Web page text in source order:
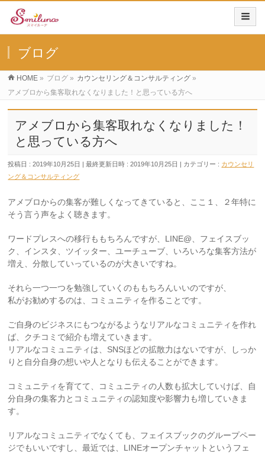
ブログ
HOME » ブログ » カウンセリング＆コンサルティング »
アメブロから集客取れなくなりました！と思っている方へ
アメブロから集客取れなくなりました！
と思っている方へ
投稿日 : 2019年10月25日 最終更新日時 : 2019年10月25日 カテゴリー : カウンセリ
ング＆コンサルティング
アメブロからの集客が難しくなってきていると、ここ１、２年特に
そう言う声をよく聴きます。
ワードプレスへの移行ももちろんですが、LINE@、フェイスブッ
ク、インスタ、ツイッター、ユーチューブ、いろいろな集客方法が
増え、分散していっているのが大きいですね。
それら一つ一つを勉強していくのももちろんいいのですが、
私がお勧めするのは、コミュニティを作ることです。
ご自身のビジネスにもつながるようなリアルなコミュニティを作れ
ば、クチコミで紹介も増えていきます。
リアルなコミュニティは、SNSほどの拡散力はないですが、しっか
りと自分自身の想いや人となりも伝えることができます。
コミュニティを育てて、コミュニティの人数も拡大していけば、自
分自身の集客力とコミュニティの認知度や影響力も増していきま
す。
リアルなコミュニティでなくても、フェイスブックのグループペー
ジでもいいですし、最近では、LINEオープンチャットというフェ